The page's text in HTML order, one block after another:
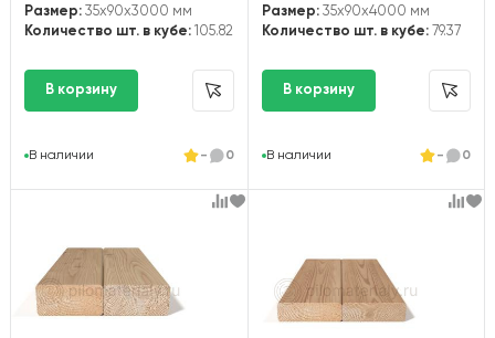
Размер: 35x90x3000 мм
Количество шт. в кубе: 105.82
В наличии - 0
Размер:35x90x4000 мм
Количество шт. в кубе:79.37
В наличии - 0